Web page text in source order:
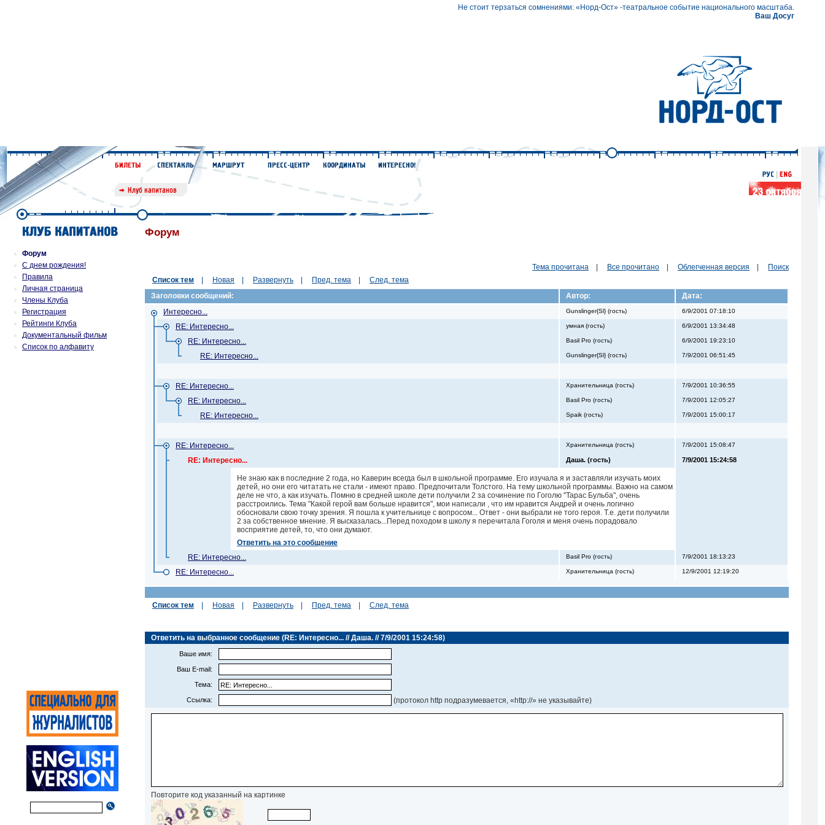
Не стоит терзаться сомнениями: «Норд-Ост» -театральное событие национального масштаба.
Ваш Досуг
Форум
С днем рождения!
Правила
Личная страница
Члены Клуба
Регистрация
Рейтинги Клуба
Документальный фильм
Список по алфавиту
Форум
Тема прочитана Все прочитано Облегченная версия
Поиск
Список тем
Новая Развернуть Пред. тема
След. тема
Заголовки сообщений:
Автор:
Дата:
Интересно...
Gunslinger{Sl} (гость) 6/9/2001 07:18:10
RE: Интересно... умная (гость) 6/9/2001 13:34:48
RE: Интересно... Basil Pro (гость) 6/9/2001 19:23:10
RE: Интересно... Gunslinger{Sl} (гость) 7/9/2001 06:51:45
RE: Интересно... Хранительница (гость) 7/9/2001 10:36:55
RE: Интересно... Basil Pro (гость) 7/9/2001 12:05:27
RE: Интересно... Spaik (гость) 7/9/2001 15:00:17
RE: Интересно... Хранительница (гость) 7/9/2001 15:08:47
RE: Интересно... Даша. (гость) 7/9/2001 15:24:58
Не знаю как в последние 2 года, но Каверин всегда был в школьной программе. Его изучала я и заставляли изучать моих
детей, но они его читатать не стали - имеют право. Предпочитали Толстого. На тему школьной программы. Важно на самом
деле не что, а как изучать. Помню в средней школе дети получили 2 за сочинение по Гоголю "Тарас Бульба", очень
расстроились. Тема "Какой герой вам больше нравится", мои написали , что им нравится Андрей и очень логично
обосновали свою точку зрения. Я пошла к учительнице с вопросом... Ответ - они выбрали не того героя. Т.е. дети получили
2 за собственное мнение. Я высказалась...Перед походом в школу я перечитала Гоголя и меня очень порадовало
восприятие детей, то, что они думают.
Ответить на это сообщение
RE: Интересно...
Basil Pro (гость) 7/9/2001 18:13:23
RE: Интересно... Хранительница (гость) 12/9/2001 12:19:20
Список тем Новая Развернуть Пред. тема След. тема
Ответить на выбранное сообщение (RE: Интересно... // Даша. // 7/9/2001 15:24:58)
Ваше имя:
Ваш E-mail:
Тема:
Ссылка: (протокол http подразумевается, «http://» не указывайте)
Повторите код указанный на картинке